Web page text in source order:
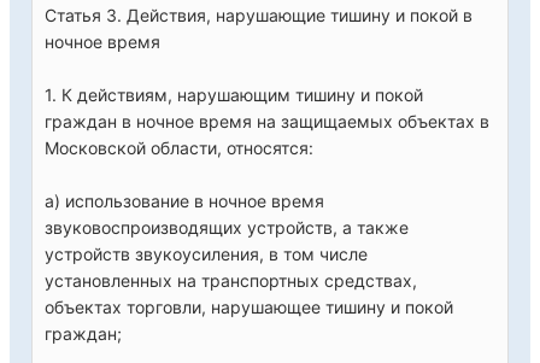
Статья 3. Действия, нарушающие тишину и покой в
ночное время
1. К действиям, нарушающим тишину и покой
граждан в ночное время на защищаемых объектах в
Московской области, относятся:
а) использование в ночное время
звуковоспроизводящих устройств, а также
устройств звукоусиления, в том числе
установленных на транспортных средствах,
объектах торговли, нарушающее тишину и покой
граждан;